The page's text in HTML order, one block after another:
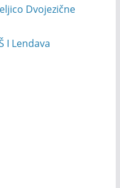
Dvojezične
I Lendava